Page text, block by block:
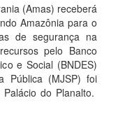
(Amas) receberá
Amazônia para o
de segurança na
pelo Banco
e Social (BNDES)
Pública (MJSP) foi
do Planalto.